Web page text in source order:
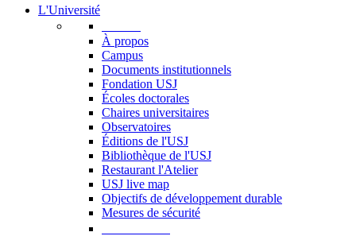
L'Université
À propos
Campus
Documents institutionnels
Fondation USJ
Écoles doctorales
Chaires universitaires
Observatoires
Éditions de l'USJ
Bibliothèque de l'USJ
Restaurant l'Atelier
USJ live map
Objectifs de développement durable
Mesures de sécurité